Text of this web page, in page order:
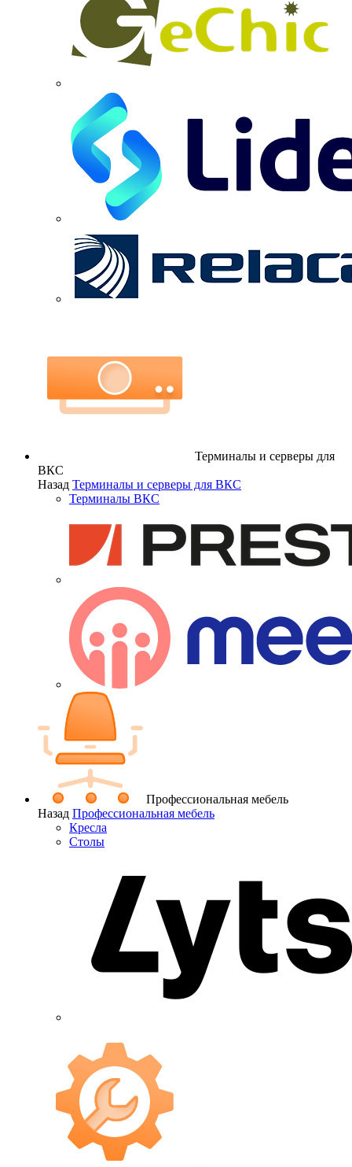
Терминалы и серверы для
ВКС
Назад Терминалы и серверы для ВКС
Терминалы ВКС
Профессиональная мебель
Назад Профессиональная мебель
Кресла
Столы